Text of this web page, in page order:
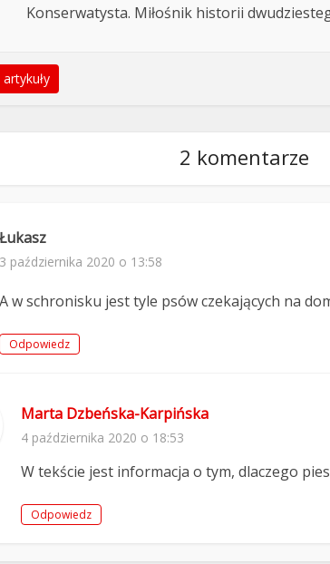
Konserwatysta. Miłośnik historii
2 komentarze
Łukasz
3 października 2020 o 13:58
A w schronisku jest tyle psów czekających na
Odpowiedz
Marta Dzbeńska-Karpińska
4 października 2020 o 18:53
W tekście jest informacja o tym, dlaczego
Odpowiedz